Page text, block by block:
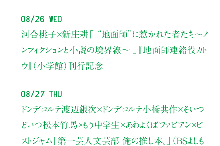
08/26 Wed
河合桃子×新庄耕「 “地面師”に惹かれた者たち〜ノ
ンフィクションと小説の境界線〜 」
『地面師連絡役カト
ウ』（小学館）刊行記念
08/27 Thu
ドンデコルテ渡辺銀次×ドンデコルテ小橋共作×そいつ
どいつ松本竹馬×もう中学生×あわよくばファビアン×ピ
ストジャム「第一芸人文芸部 俺の推し本。」（BSよしも